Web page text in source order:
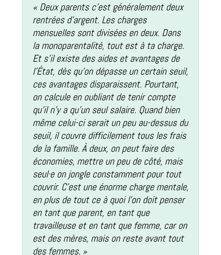
« Deux parents c’est généralement deux
rentrées d’argent. Les charges
mensuelles sont divisées en deux. Dans
la monoparentalité, tout est à ta charge.
Et s’il existe des aides et avantages de
l’État, dès qu’on dépasse un certain seuil,
ces avantages disparaissent. Pourtant,
on calcule en oubliant de tenir compte
qu’il n’y a qu’un seul salaire. Quand bien
même celui-ci serait un peu au-dessus du
seuil, il couvre difficilement tous les frais
de la famille. À deux, on peut faire des
économies, mettre un peu de côté, mais
seul·e on jongle constamment pour tout
couvrir. C’est une énorme charge mentale,
en plus de tout ce à quoi l’on doit penser
en tant que parent, en tant que
travailleuse et en tant que femme, car on
est des mères, mais on reste avant tout
des femmes. »